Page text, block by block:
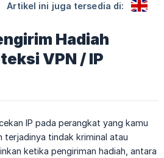
Artikel ini juga tersedia di:
Hadiah
VPN / IP
IP pada perangkat yang kamu
terjadinya tindak kriminal atau
ketika pengiriman hadiah, antara